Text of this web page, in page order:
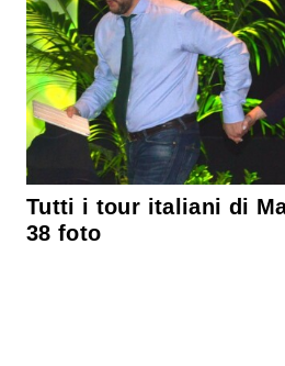
Tutti i tour italiani di
38 foto